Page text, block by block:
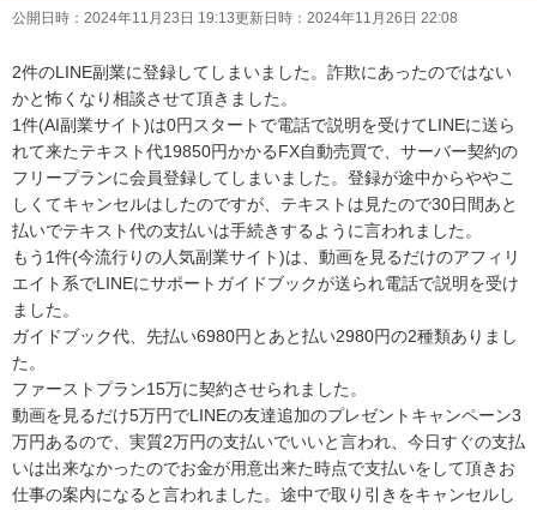
公開日時： 2024年11月23日 19:13更新日時： 2024年11月26日 22:08
2件のLINE副業に登録してしまいました。詐欺にあったのではない
かと怖くなり相談させて頂きました。
1件(AI副業サイト)は0円スタートで電話で説明を受けてLINEに送ら
れて来たテキスト代19850円かかるFX自動売買で、サーバー契約の
フリープランに会員登録してしまいました。登録が途中からややこ
しくてキャンセルはしたのですが、テキストは見たので30日間あと
払いでテキスト代の支払いは手続きするように言われました。
もう1件(今流行りの人気副業サイト)は、動画を見るだけのアフィリ
エイト系でLINEにサポートガイドブックが送られ電話で説明を受け
ました。
ガイドブック代、先払い6980円とあと払い2980円の2種類ありまし
た。
ファーストプラン15万に契約させられました。
動画を見るだけ5万円でLINEの友達追加のプレゼントキャンペーン3
万円あるので、実質2万円の支払いでいいと言われ、今日すぐの支払
いは出来なかったのでお金が用意出来た時点で支払いをして頂きお
仕事の案内になると言われました。途中で取り引きをキャンセルし